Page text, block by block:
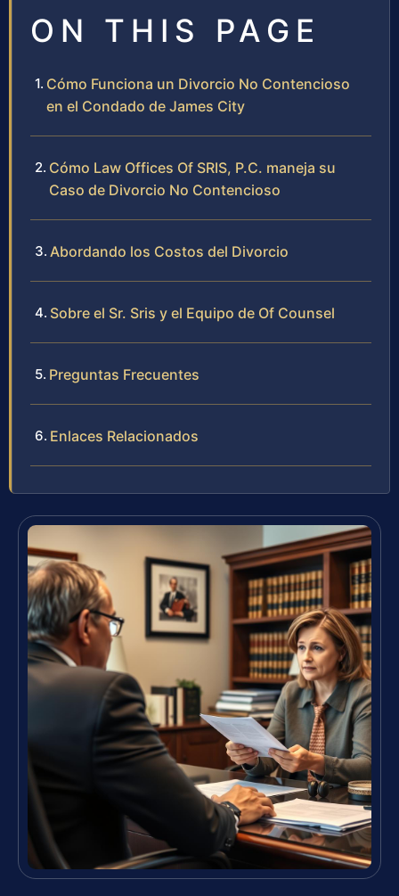
ON THIS PAGE
Cómo Funciona un Divorcio No Contencioso
en el Condado de James City
Cómo Law Offices Of SRIS, P.C. maneja su
Caso de Divorcio No Contencioso
Abordando los Costos del Divorcio
Sobre el Sr. Sris y el Equipo de Of Counsel
Preguntas Frecuentes
Enlaces Relacionados